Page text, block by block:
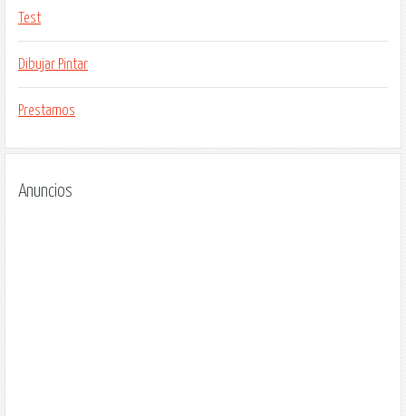
Test
Dibujar Pintar
Prestamos
Anuncios